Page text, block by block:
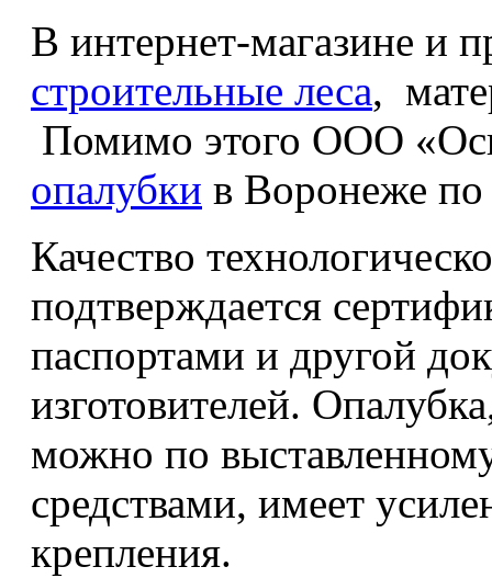
В интернет-магазине и
строительные леса,
Помимо этого ООО
опалубки в Воронеже
Качество
подтверждается
паспортами и другой
изготовителей.
можно по
средствами, имеет
крепления.